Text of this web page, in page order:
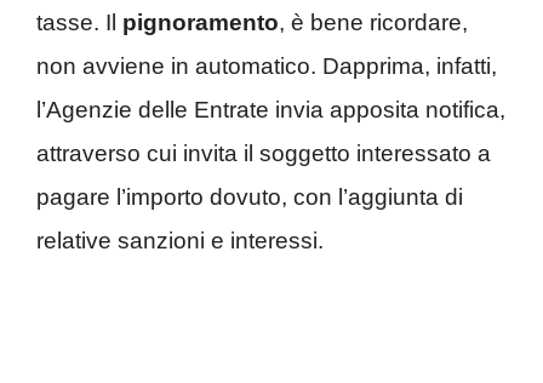
tasse. Il pignoramento, è bene ricordare,
non avviene in automatico. Dapprima, infatti,
l’Agenzie delle Entrate invia apposita notifica,
attraverso cui invita il soggetto interessato a
pagare l’importo dovuto, con l’aggiunta di
relative sanzioni e interessi.